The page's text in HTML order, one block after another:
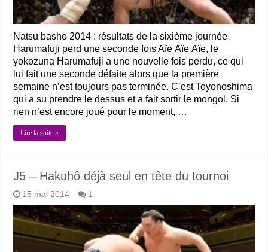
Natsu basho 2014 : résultats de la sixième journée
Harumafuji perd une seconde fois Aïe Aïe Aïe, le
yokozuna Harumafuji a une nouvelle fois perdu, ce qui
lui fait une seconde défaite alors que la première
semaine n’est toujours pas terminée. C’est Toyonoshima
qui a su prendre le dessus et a fait sortir le mongol. Si
rien n’est encore joué pour le moment, …
Lire la suite »
J5 – Hakuhô déjà seul en tête du tournoi
15 mai 2014 1